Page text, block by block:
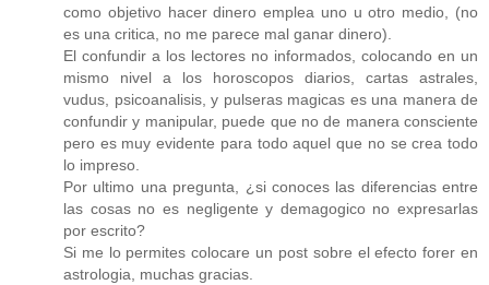
como objetivo hacer dinero emplea uno u otro medio, (no
es una critica, no me parece mal ganar dinero).
El confundir a los lectores no informados, colocando en un
mismo nivel a los horoscopos diarios, cartas astrales,
vudus, psicoanalisis, y pulseras magicas es una manera de
confundir y manipular, puede que no de manera consciente
pero es muy evidente para todo aquel que no se crea todo
lo impreso.
Por ultimo una pregunta, ¿si conoces las diferencias entre
las cosas no es negligente y demagogico no expresarlas
por escrito?
Si me lo permites colocare un post sobre el efecto forer en
astrologia, muchas gracias.